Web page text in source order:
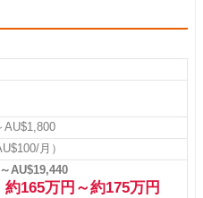
AU$1,800
月）
AU$19,440
約165万円～約175万円